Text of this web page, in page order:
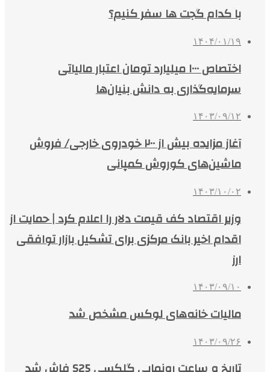
با کدام گجت‌ ها سفر کنیم؟
۱۴۰۴/۰۱/۱۹
اختصاص ۱۰۰۰ میلیارد تومان اعتبار مالیاتی
سرمایه‌گذاری به دانش بنیان‌ها
۱۴۰۳/۰۹/۱۲
آغاز مزایده بیش از ۲۰۰ خودروی خارجی/ فروش
ماشین‌های کوروش کمپانی
۱۴۰۳/۱۰/۰۲
وزیر اقتصاد کف قیمت دلار را اعلام کرد | حمایت از
اقدام اخیر بانک مرکزی برای تشکیل بازار توافقی
ارز
۱۴۰۳/۰۹/۱۰
مالیات خانه‌های لوکس مشخص شد
۱۴۰۳/۰۹/۲۶